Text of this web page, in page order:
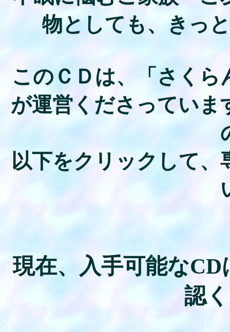
物としても、きっ
このＣＤは、「さくら
が運営くださっていま
以下をクリックして、
現在、入手可能な
認